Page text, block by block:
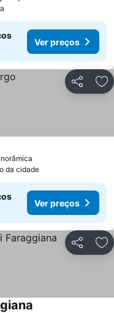
Ver preços
Partilhar
da cidade
Ver preços
Partilhar